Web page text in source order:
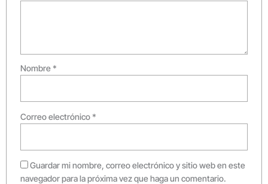
Nombre *
Correo electrónico *
Guardar mi nombre, correo electrónico y sitio web en este
navegador para la próxima vez que haga un comentario.